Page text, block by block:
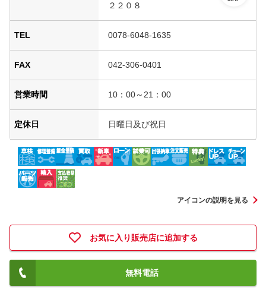
２２０８
TEL 0078-6048-1635
FAX 042-306-0401
営業時間 10：00～21：00
定休日 日曜日及び祝日
アイコンの説明を見る
お気に入り販売店に追加する
無料電話